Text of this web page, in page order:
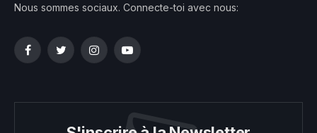
Nous sommes sociaux. Connecte-toi avec nous:
FacebookTwitterInstagramYouTube